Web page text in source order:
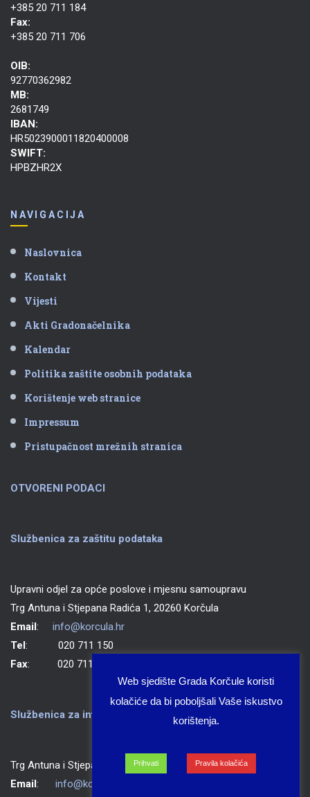
+385 20 711 184
Fax:
+385 20 711 706
OIB:
92770362982
MB:
2681749
IBAN:
HR5023900011820400008
SWIFT:
HPBZHR2X
NAVIGACIJA
Naslovnica
Kontakt
Vijesti
Akti Gradonačelnika
Kalendar
Politika zaštite osobnih podataka
Korištenje web stranice
Impressum
Pristupačnost mrežnih stranica
OTVORENI PODACI
Službenica za zaštitu podataka
Upravni odjel za opće poslove i mjesnu samoupravu
Trg Antuna i Stjepana Radića 1, 20260 Korčula
Email: info@korcula.hr
Tel: 020 711 150
Fax: 020 711 702
Službenica za informiranje Grada Korčule
Trg Antuna i Stjepana Radića 1, 20260 Korčula
Email: info@korcula.hr
Web sjedište Grada Korčule koristi
kolačiće da bi poboljšali Vaše iskustvo
korištenja.
Prihvati Pravila kolačića